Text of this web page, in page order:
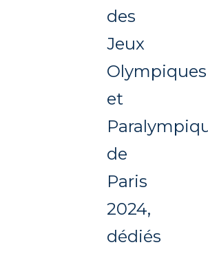
des
Jeux
Olympiques
et
de
Paris
2024,
dédiés